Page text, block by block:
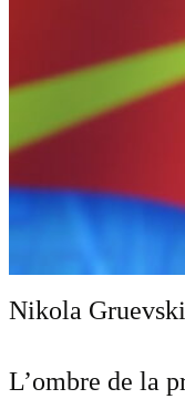
Nikola Gruevski
L’ombre de la